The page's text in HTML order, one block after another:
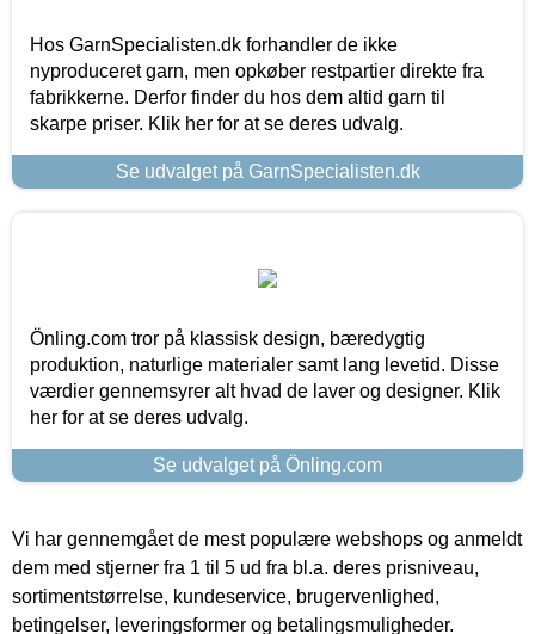
Hos GarnSpecialisten.dk forhandler de ikke
nyproduceret garn, men opkøber restpartier direkte fra
fabrikkerne. Derfor finder du hos dem altid garn til
skarpe priser. Klik her for at se deres udvalg.
Se udvalget på GarnSpecialisten.dk
Önling.com tror på klassisk design, bæredygtig
produktion, naturlige materialer samt lang levetid. Disse
værdier gennemsyrer alt hvad de laver og designer. Klik
her for at se deres udvalg.
Se udvalget på Önling.com
Vi har gennemgået de mest populære webshops og anmeldt
dem med stjerner fra 1 til 5 ud fra bl.a. deres prisniveau,
sortimentstørrelse, kundeservice, brugervenlighed,
betingelser, leveringsformer og betalingsmuligheder.